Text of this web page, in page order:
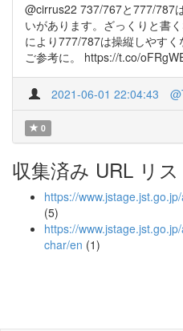
@cirrus22 737/767と777/787
いがあります。ざっくりと書
により777/787は操縦しやす
ご参考に。 https://t.co/
2021-06-01 22:04:43
0
収集済み URL リス
https://
(5)
https://
char/en (1)